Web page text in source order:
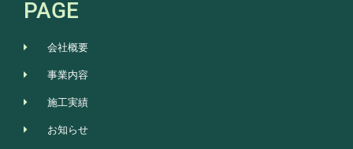
PAGE
会社概要
事業内容
施工実績
お知らせ